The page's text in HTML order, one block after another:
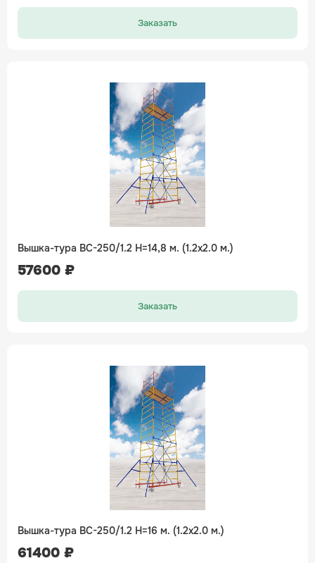
Заказать
Вышка-тура ВС-250/1.2 H=14,8 м. (1.2х2.0 м.)
57600 ₽
Заказать
Вышка-тура ВС-250/1.2 H=16 м. (1.2х2.0 м.)
61400 ₽